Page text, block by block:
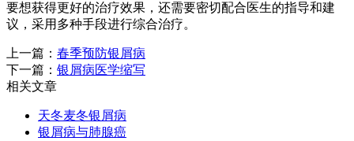
要想获得更好的治疗效果，还需要密切配合医生的指导和建
议，采用多种手段进行综合治疗。
上一篇： 春季预防银屑病
下一篇： 银屑病医学缩写
相关文章
天冬麦冬银屑病
银屑病与肺腺癌